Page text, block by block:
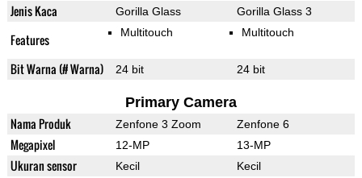
Jenis Kaca Gorilla Glass Gorilla Glass 3
Features Multitouch Multitouch
Bit Warna (# Warna) 24 bit 24 bit
Primary Camera
Nama Produk Zenfone 3 Zoom Zenfone 6
Megapixel 12-MP 13-MP
Ukuran sensor Kecil Kecil